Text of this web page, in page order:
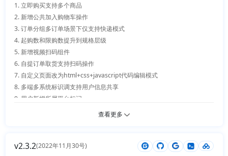
17.【新增】商品分类商品模式支持一级分类商品展示
18.【新增】插件入口快速增加
19.【优化】PC用户端整体UI及体验优化
20.【优化】订单提交商品数量限制修复
21.【优化】汇率跟随系统语言自动识别
22.【优化】支付方式支持默认汇率
23.【优化】图片预览组建优化
24.【优化】图片验证码默认传参无效修复
26.【优化】可视化装修增加字符数量限制
29.【优化】动态数据列表支持无刷新搜索
1. 立即购买支持多个商品
2. 新增公共加入购物车操作
3. 订单分组多订单场景下仅支持快递模式
4. 起购数和限购数提升到规格层级
5. 新增视频扫码组件
6. 自提订单取货支持扫码操作
7. 自定义页面改为html+css+javascript代码编辑模式
8. 多端多系统标识调支持用户信息共享
9. 用户新增所属平台标记
10. api接口token各端独立，并加强token加密
13. 可视化页面支持自定义协议url
查看更多
v2.3.2(2022年11月30号)